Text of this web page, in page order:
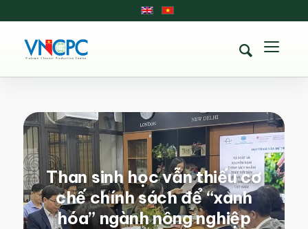
Than sinh học vẫn thiếu cơ
chế chính sách để “xanh
hóa” ngành nông nghiệp